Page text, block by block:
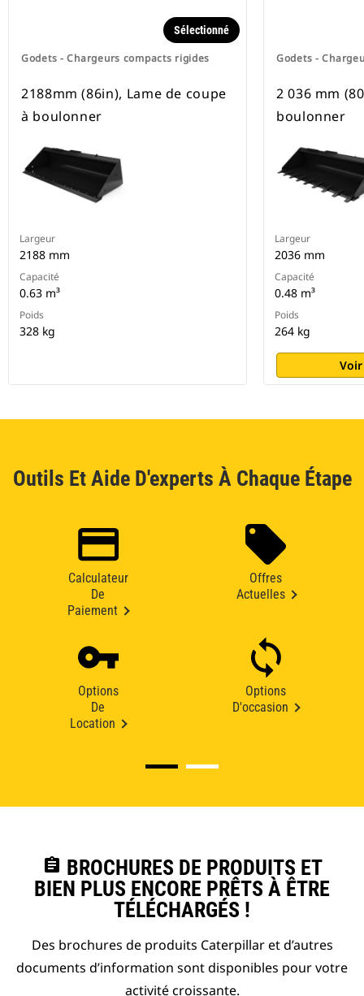
Godets - Chargeurs compacts rigides
Sélectionné
2188mm (86in), Lame de coupe
à boulonner
Largeur
2188 mm
Capacité
0.63 m³
Poids
328 kg
Godets -
2 036 mm
boulonner
Largeur
2036 mm
Capacité
0.48 m³
Poids
264 kg
Outils Et Aide D'experts À Chaque Étape
Calculateur
De
Paiement
Offres
Actuelles
Options
De
Location
Options
D'occasion
assignment BROCHURES DE PRODUITS ET
BIEN PLUS ENCORE PRÊTS À ÊTRE
TÉLÉCHARGÉS !
Des brochures de produits Caterpillar et d’autres
documents d’information sont disponibles pour votre
activité croissante.